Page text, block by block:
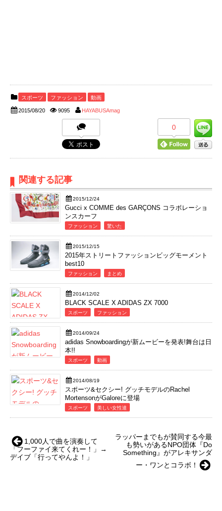
スポーツ ファッション 動画
2015/08/20 9095 HAYABUSAmag
0
関連する記事
2015/12/24
Gucci x COMME des GARÇONS コラボレーショ
ンスカーフ
ファッション 驚いた
2015/12/15
2015年ストリートファッションビッグモーメント
best10
ファッション まとめ
2014/12/02
BLACK SCALE X ADIDAS ZX 7000
スポーツ ファッション
2014/09/24
adidas Snowboardingが新ムービーを発表!舞台は日
本!!
スポーツ 動画
2014/08/19
スポーツ&セクシー! グッチモデルのRachel
MortensonがGaloreに登場
スポーツ 美しい女性達
ラッパーまでもが賛同する今最
も勢いがあるNPO団体『Do
Something』がアレキサンダ
ー・ワンとコラボ！
1,000人で曲を演奏して
「フーファイ来てくれー！」→
デイブ「行ってやんよ！」